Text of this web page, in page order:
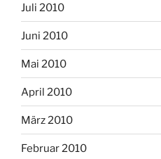
Juli 2010
Juni 2010
Mai 2010
April 2010
März 2010
Februar 2010